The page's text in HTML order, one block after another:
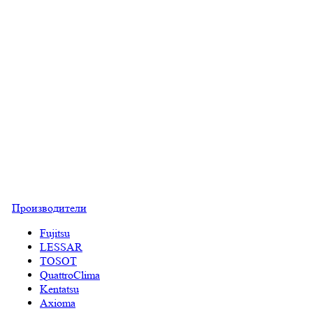
Производители
Fujitsu
LESSAR
TOSOT
QuattroClima
Kentatsu
Axioma